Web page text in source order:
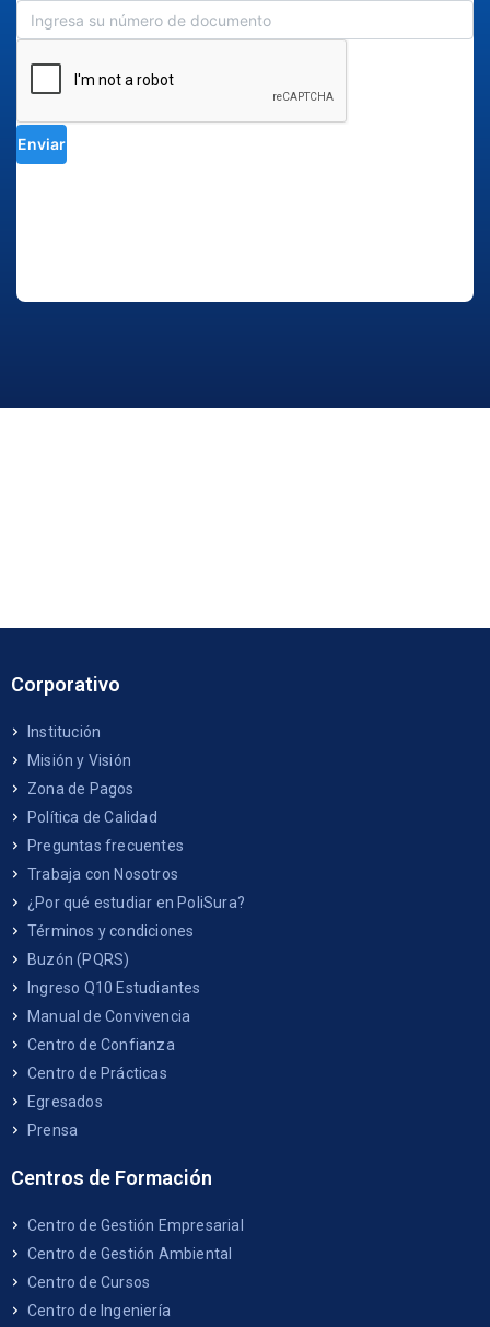
Corporativo
Institución
Misión y Visión
Zona de Pagos
Política de Calidad
Preguntas frecuentes
Trabaja con Nosotros
¿Por qué estudiar en PoliSura?
Términos y condiciones
Buzón (PQRS)
Ingreso Q10 Estudiantes
Manual de Convivencia
Centro de Confianza
Centro de Prácticas
Egresados
Prensa
Centros de Formación
Centro de Gestión Empresarial
Centro de Gestión Ambiental
Centro de Cursos
Centro de Ingeniería